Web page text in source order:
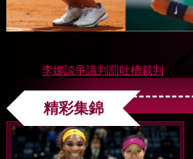
李娜談爭議判罰吐槽裁判
精彩集錦